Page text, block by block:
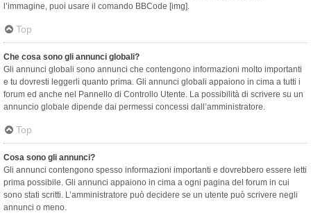
l’immagine, puoi usare il comando BBCode [img].
Top
Che cosa sono gli annunci globali?
Gli annunci globali sono annunci che contengono informazioni molto importanti
e tu dovresti leggerli quanto prima. Gli annunci globali appaiono in cima a tutti i
forum ed anche nel Pannello di Controllo Utente. La possibilità di scrivere su un
annuncio globale dipende dai permessi concessi dall’amministratore.
Top
Cosa sono gli annunci?
Gli annunci contengono spesso informazioni importanti e dovrebbero essere letti
prima possibile. Gli annunci appaiono in cima a ogni pagina del forum in cui
sono stati scritti. L’amministratore può decidere se un utente può scrivere negli
annunci o meno.